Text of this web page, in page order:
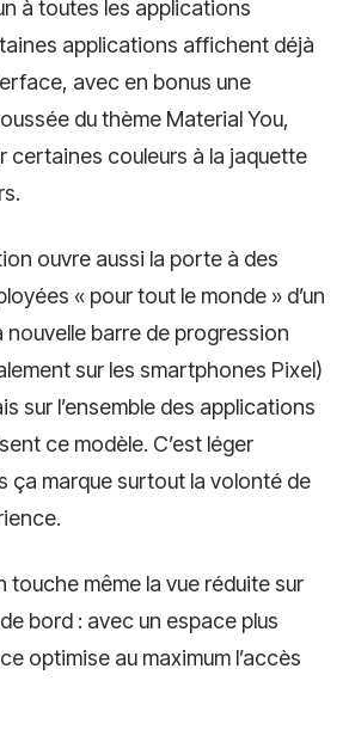
à toutes les applications
applications affichent déjà
avec en bonus une
du thème Material You,
certaines couleurs à la jaquette
ouvre aussi la porte à des
« pour tout le monde » d’un
nouvelle barre de progression
sur les smartphones Pixel)
sur l’ensemble des applications
ce modèle. C’est léger
ça marque surtout la volonté de
touche même la vue réduite sur
bord : avec un espace plus
optimise au maximum l’accès